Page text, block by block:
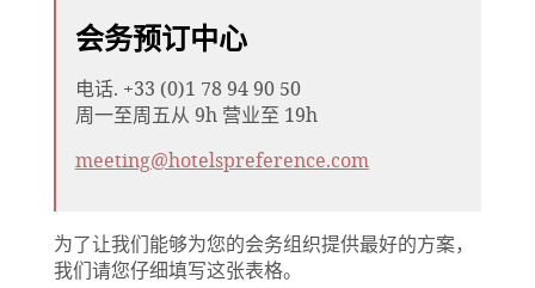
会务预订中心
电话. +33 (0)1 78 94 90 50
周一至周五从 9h 营业至 19h
meeting@hotelspreference.com
为了让我们能够为您的会务组织提供最好的方案，
我们请您仔细填写这张表格。